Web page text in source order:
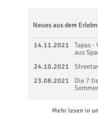
Neues aus dem
14.11.2021
Tapas -
aus
24.10.2021
23.08.2021
Die 7
Sommer
Mehr lesen in